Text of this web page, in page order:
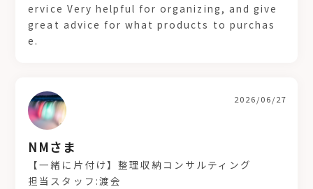
ervice Very helpful for organizing, and give
great advice for what products to purchas
e.
NMさま
2026/06/27
【一緒に片付け】整理収納コンサルティング
担当スタッフ:渡会